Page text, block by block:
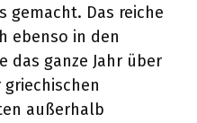
gemacht. Das reiche
ebenso in den
das ganze Jahr über
außerhalb